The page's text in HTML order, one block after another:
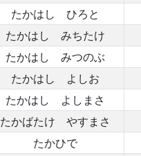
たかはし ひろと
たかはし みちたけ
たかはし みつのぶ
たかはし よしお
たかはし よしまさ
たかばたけ やすまさ
たかひで